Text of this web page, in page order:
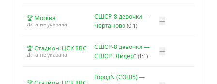
🏆 Москва
Дата не указана
СШОР-8 девочки —
Чертаново (0:1)
—
🏆 Стадион: ЦСК ВВС
Дата не указана
СШОР-8 девочки —
СШОР "Лидер" (1:1)
—
ГородN (СОШ5) —